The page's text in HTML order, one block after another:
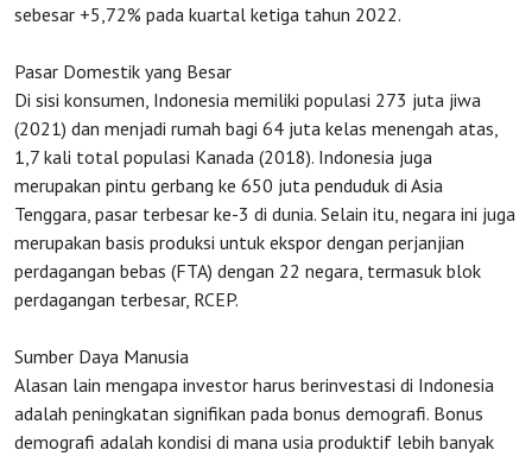
HOME
OSS
Agenda
Investasi
sebesar +5,72% pada kuartal ketiga tahun 2022.
Pasar Domestik yang Besar
Di sisi konsumen, Indonesia memiliki populasi 273 juta jiwa
(2021) dan menjadi rumah bagi 64 juta kelas menengah atas,
1,7 kali total populasi Kanada (2018). Indonesia juga
merupakan pintu gerbang ke 650 juta penduduk di Asia
Tenggara, pasar terbesar ke-3 di dunia. Selain itu, negara ini juga
merupakan basis produksi untuk ekspor dengan perjanjian
perdagangan bebas (FTA) dengan 22 negara, termasuk blok
perdagangan terbesar, RCEP.
Sumber Daya Manusia
Alasan lain mengapa investor harus berinvestasi di Indonesia
adalah peningkatan signifikan pada bonus demografi. Bonus
demografi adalah kondisi di mana usia produktif lebih banyak